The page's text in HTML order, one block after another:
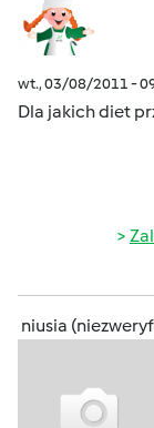
wt., 03/08/2011 -
Dla jakich diet
niusia